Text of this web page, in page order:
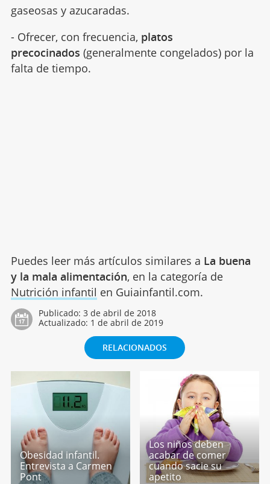
gaseosas y azucaradas.
- Ofrecer, con frecuencia, platos
precocinados (generalmente congelados) por la
falta de tiempo.
Puedes leer más artículos similares a La buena
y la mala alimentación, en la categoría de
Nutrición infantil en Guiainfantil.com.
Publicado: 3 de abril de 2018
Actualizado: 1 de abril de 2019
RELACIONADOS
Obesidad infantil.
Entrevista a Carmen
Pont
Los niños deben
acabar de comer
cuando sacie su
apetito